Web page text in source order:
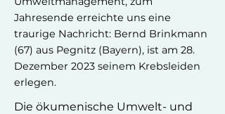
Jahresende erreichte uns eine
traurige Nachricht: Bernd Brinkmann
(67) aus Pegnitz (Bayern), ist am 28.
Dezember 2023 seinem Krebsleiden
erlegen.
Die ökumenische Umwelt- und